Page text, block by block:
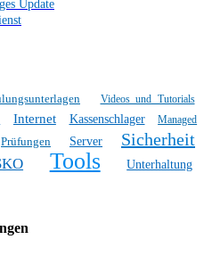
Update
Videos und Tutorials
Internet Kassenschlager Managed
Prüfungen Server Sicherheit
Tools
Unterhaltung